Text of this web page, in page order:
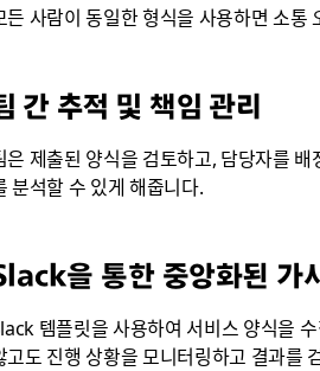
든 사람이 동일한 형식을 사용하면 소
간 추적 및 책임 관리
은 제출된 양식을 검토하고, 담당자를
분석할 수 있게 해줍니다.
을 통한 중앙화된 가
템플릿을 사용하여 서비스 양식을
고도 진행 상황을 모니터링하고 결과를